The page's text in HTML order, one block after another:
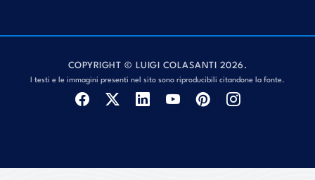
COPYRIGHT © LUIGI COLASANTI 2026.
I testi e le immagini presenti nel sito sono riproducibili citandone la fonte.